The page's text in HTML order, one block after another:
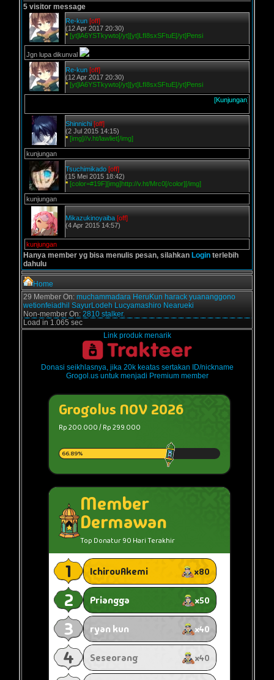
5 visitor message
Re-kun [off]
(12 Apr 2017 20:30)
* [yt]lA6YSTkywto[/yt][yt]LfI8sxSFtuE[/yt]Pensi
Jgn lupa dikunval
Re-kun [off]
(12 Apr 2017 20:30)
* [yt]lA6YSTkywto[/yt][yt]LfI8sxSFtuE[/yt]Pensi
[Kunjungan]
Shinnichi [off]
(2 Jul 2015 14:15)
* [img]//v.ht/lawliet[/img]
kunjungan
Tsuchimikado [off]
(15 Mei 2015 18:42)
* [color=#19F][img]http://v.ht/Mrc0[/color][/img]
kunjungan
Mikazukinoyaiba [off]
(4 Apr 2015 14:57)
kunjungan
Hanya member yg bisa menulis pesan, silahkan Login terlebih
dahulu
Home
29 Member On: muchammadara HeruKun harack yuananggono
wetionfeiadhil SayurLodeh Lucyamashiro Nearueki
Non-member On: 2810 stalker.
Load in 1.065 sec
Link produk menarik
Donasi seikhlasnya, jika 20k keatas sertakan ID/nickname
Grogol.us untuk menjadi Premium member